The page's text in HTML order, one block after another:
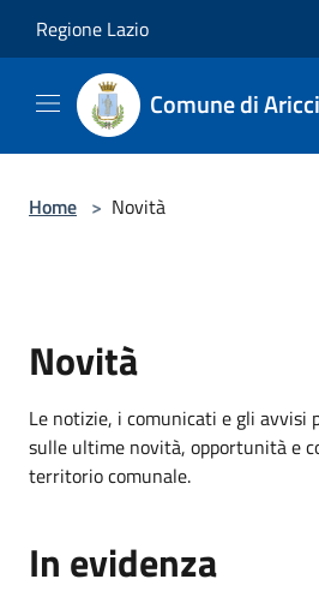
Regione Lazio
Comune di
Home > Novità
Novità
Le notizie, i comunicati e gli avvisi
sulle ultime novità, opportunità e
territorio comunale.
In evidenza